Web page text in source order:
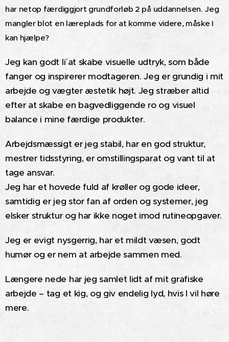
har netop færdiggjort grundforløb 2 på uddannelsen. Jeg
mangler blot en læreplads for at komme videre, måske I
kan hjælpe?
Jeg kan godt li´ at skabe visuelle udtryk, som både
fanger og inspirerer modtageren. Jeg er grundig i mit
arbejde og vægter æstetik højt. Jeg stræber altid
efter at skabe en bagvedliggende ro og visuel
balance i mine færdige produkter.
Arbejdsmæssigt er jeg stabil, har en god struktur,
mestrer tidsstyring, er omstillingsparat og vant til at
tage ansvar.
Jeg har et hovede fuld af krøller og gode ideer,
samtidig er jeg stor fan af orden og systemer, jeg
elsker struktur og har ikke noget imod rutineopgaver.
Jeg er evigt nysgerrig, har et mildt væsen, godt
humør og er nem at arbejde sammen med.
Længere nede har jeg samlet lidt af mit grafiske
arbejde – tag et kig, og giv endelig lyd, hvis I vil høre
mere.